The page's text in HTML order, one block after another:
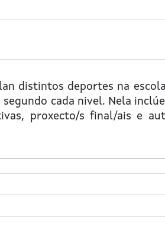
distintos deportes na
cada nivel. Nela
proxecto/s final/ais e